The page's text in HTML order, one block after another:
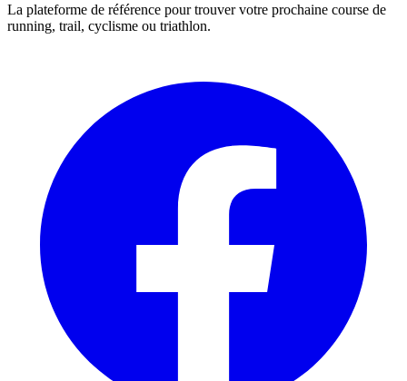
La plateforme de référence pour trouver votre prochaine course de
running, trail, cyclisme ou triathlon.